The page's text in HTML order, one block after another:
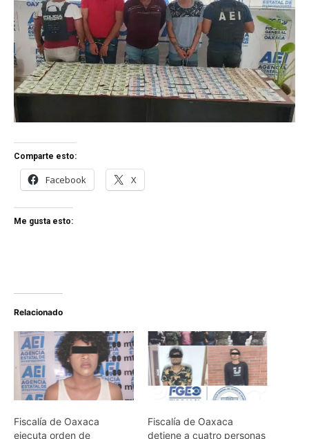
Comparte esto:
Facebook X
Me gusta esto:
Relacionado
Fiscalía de Oaxaca
ejecuta orden de
Fiscalía de Oaxaca
detiene a cuatro personas